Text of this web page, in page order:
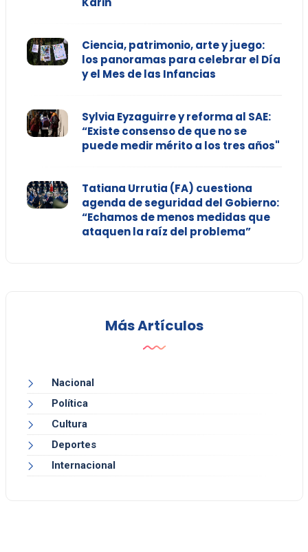
Ciencia, patrimonio, arte y juego:
los panoramas para celebrar el Día
y el Mes de las Infancias
Sylvia Eyzaguirre y reforma al SAE:
“Existe consenso de que no se
puede medir mérito a los tres años"
Tatiana Urrutia (FA) cuestiona
agenda de seguridad del Gobierno:
“Echamos de menos medidas que
ataquen la raíz del problema”
Más Artículos
Nacional
Política
Cultura
Deportes
Internacional